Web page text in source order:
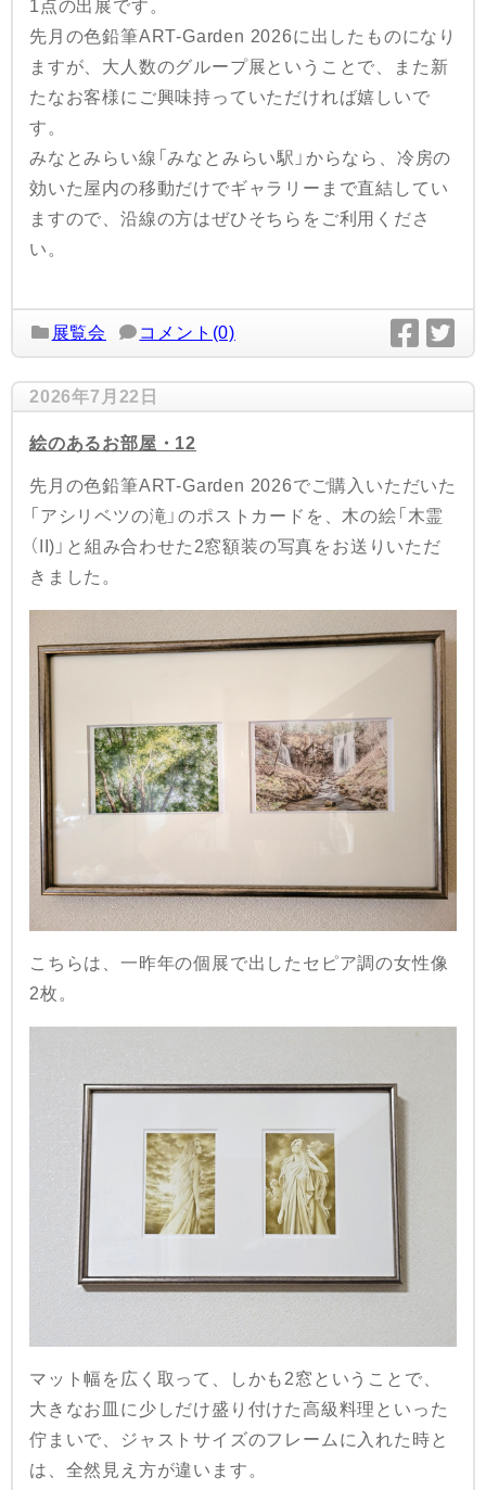
1点の出展です。
先月の色鉛筆ART-Garden 2026に出したものになり
ますが、大人数のグループ展ということで、また新
たなお客様にご興味持っていただければ嬉しいで
す。
みなとみらい線「みなとみらい駅」からなら、冷房の
効いた屋内の移動だけでギャラリーまで直結してい
ますので、沿線の方はぜひそちらをご利用くださ
い。
展覧会 コメント(0)
2026年7月22日
絵のあるお部屋・12
先月の色鉛筆ART-Garden 2026でご購入いただいた
「アシリベツの滝」のポストカードを、木の絵「木霊
（II)」と組み合わせた2窓額装の写真をお送りいただ
きました。
こちらは、一昨年の個展で出したセピア調の女性像
2枚。
マット幅を広く取って、しかも2窓ということで、
大きなお皿に少しだけ盛り付けた高級料理といった
佇まいで、ジャストサイズのフレームに入れた時と
は、全然見え方が違います。